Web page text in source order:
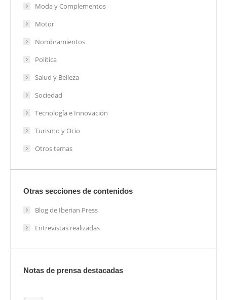
Moda y Complementos
Motor
Nombramientos
Política
Salud y Belleza
Sociedad
Tecnología e Innovación
Turismo y Ocio
Otros temas
Otras secciones de contenidos
Blog de Iberian Press
Entrevistas realizadas
Notas de prensa destacadas